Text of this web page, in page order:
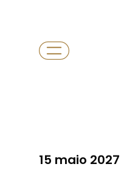
15 maio 2027